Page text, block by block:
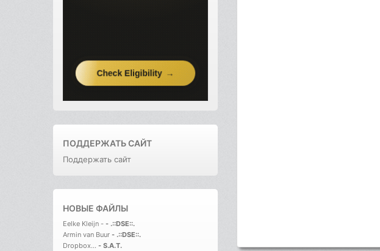
ПОДДЕРЖАТЬ САЙТ
Поддержать сайт
НОВЫЕ ФАЙЛЫ
Eelke Kleijn - - .::DSE::.
Armin van Buur - .::DSE::.
Dropbox... - S.A.T.